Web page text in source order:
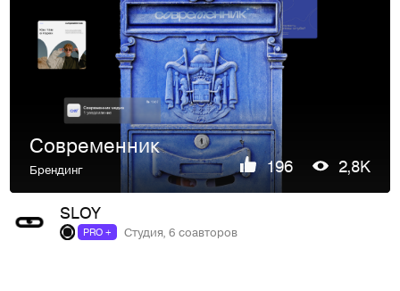
Современник
Брендинг 196 2,8K
SLOY
PRO + Студия, 6 соавторов